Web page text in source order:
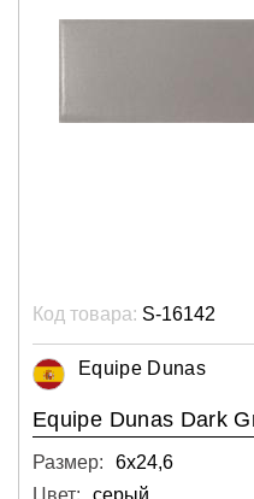
Код товара: S-16142
Equipe Dunas
Equipe Dunas Dark
Размер:
6х24,6
Цвет:
серый